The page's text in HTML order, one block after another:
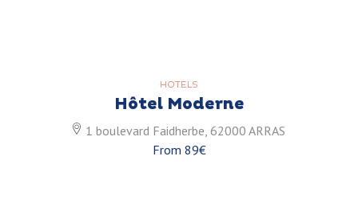
HOTELS
Hôtel Moderne
1 boulevard Faidherbe, 62000 ARRAS
From 89€